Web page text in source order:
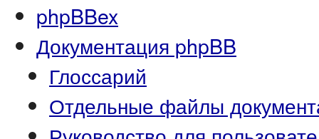
phpBBex
Документация phpBB
Глоссарий
Отдельные файлы